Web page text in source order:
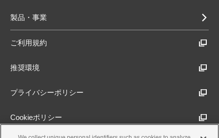
製品・事業
ご利用規約
推奨環境
プライバシーポリシー
Cookieポリシー